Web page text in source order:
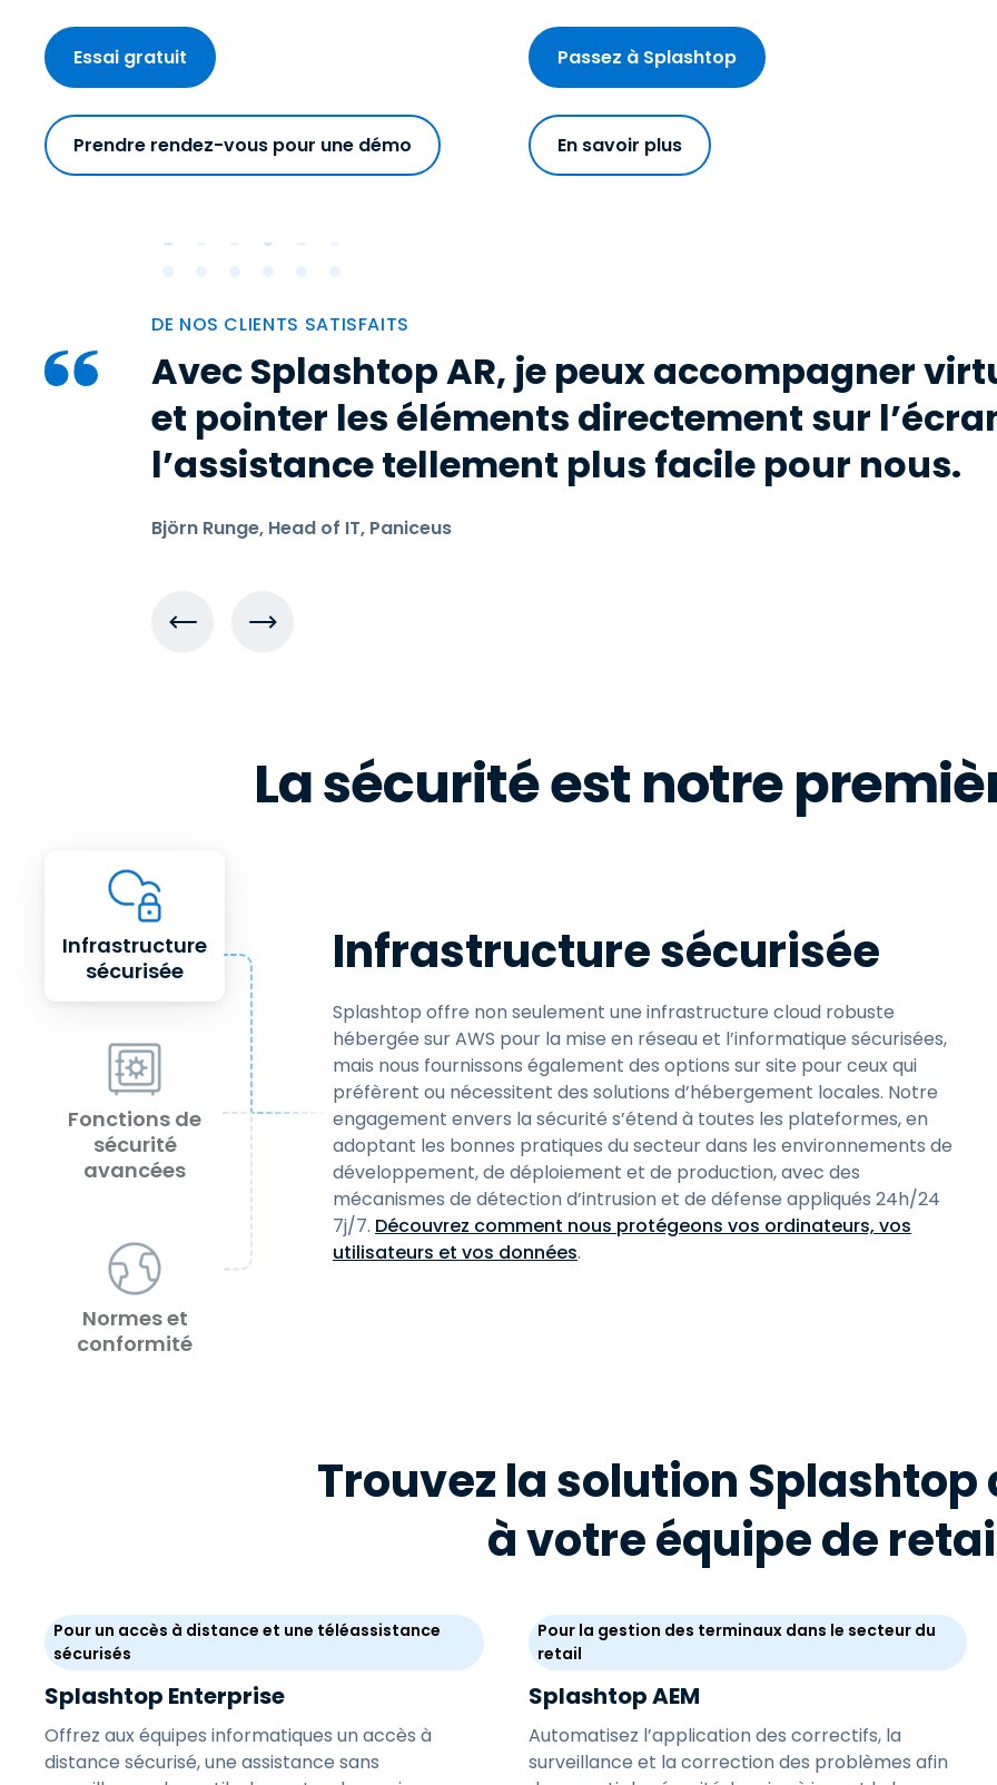
Essai gratuit
Prendre rendez-vous pour une démo
Passez à Splashtop
En savoir plus
DE NOS CLIENTS SATISFAITS
Avec Splashtop AR, je peux accompagner
et pointer les éléments directement sur
l’assistance tellement plus facile pour nous.
Björn Runge, Head of IT, Paniceus
La sécurité est notre
Infrastructure
sécurisée
Fonctions de
sécurité
avancées
Normes et
conformité
Infrastructure sécurisée
Splashtop offre non seulement une infrastructure cloud robuste
hébergée sur AWS pour la mise en réseau et l’informatique sécurisées,
mais nous fournissons également des options sur site pour ceux qui
préfèrent ou nécessitent des solutions d’hébergement locales. Notre
engagement envers la sécurité s’étend à toutes les plateformes, en
adoptant les bonnes pratiques du secteur dans les environnements de
développement, de déploiement et de production, avec des
mécanismes de détection d’intrusion et de défense appliqués 24h/24
7j/7. Découvrez comment nous protégeons vos ordinateurs, vos
utilisateurs et vos données.
Trouvez la solution
à votre équipe de
Pour un accès à distance et une téléassistance
sécurisés
Splashtop Enterprise
Offrez aux équipes informatiques un accès à
distance sécurisé, une assistance sans
Pour la gestion des terminaux dans le secteur du
retail
Splashtop AEM
Automatisez l’application des correctifs, la
surveillance et la correction des problèmes afin